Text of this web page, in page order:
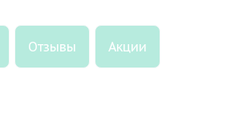
Отзывы Акции